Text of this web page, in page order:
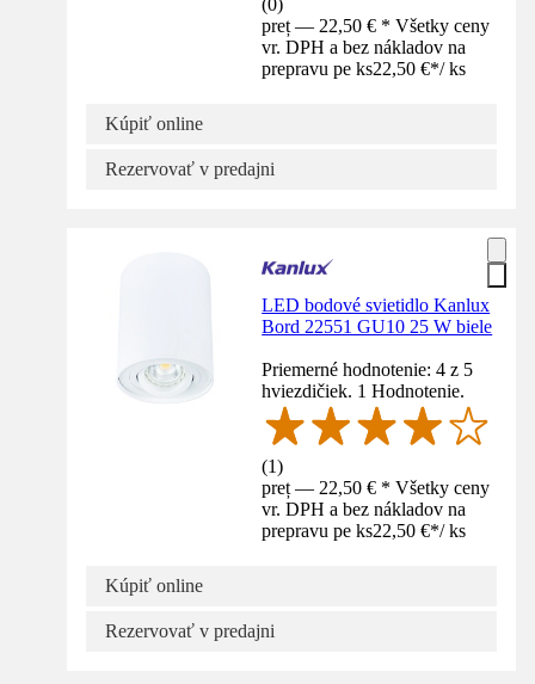
(0)
preț — 22,50 € * Všetky ceny
vr. DPH a bez nákladov na
prepravu pe ks22,50 €*/ ks
Kúpiť online
Rezervovať v predajni
LED bodové svietidlo Kanlux
Bord 22551 GU10 25 W biele
Priemerné hodnotenie: 4 z 5
hviezdičiek. 1 Hodnotenie.
(1)
preț — 22,50 € * Všetky ceny
vr. DPH a bez nákladov na
prepravu pe ks22,50 €*/ ks
Kúpiť online
Rezervovať v predajni